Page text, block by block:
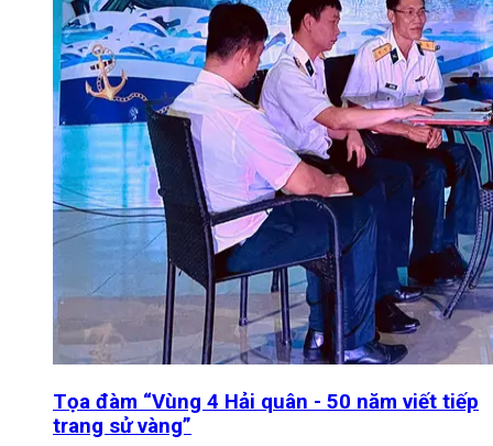
Tọa đàm “Vùng 4 Hải quân - 50 năm viết tiếp
trang sử vàng”